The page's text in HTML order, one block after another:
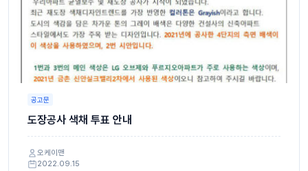
공고문
도장공사 색채 투표 안내
오케이맨
2022.09.15